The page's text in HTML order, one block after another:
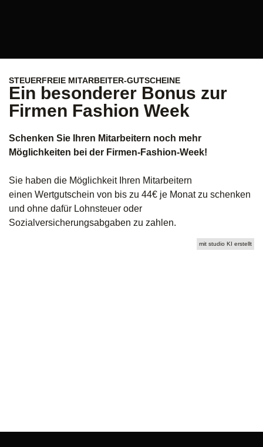
mit studio KI erstellt
STEUERFREIE MITARBEITER-GUTSCHEINE
Ein besonderer Bonus zur
Firmen Fashion Week
Schenken Sie Ihren Mitarbeitern noch mehr
Möglichkeiten bei der Firmen-Fashion-Week!
Sie haben die Möglichkeit Ihren Mitarbeitern
einen Wertgutschein von bis zu 44€ je Monat zu schenken
und ohne dafür Lohnsteuer oder
Sozialversicherungsabgaben zu zahlen.